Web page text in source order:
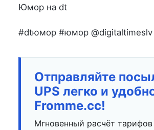
на
Юмор на dt
#dtюмор #юмор @digitaltimeslv
Отправляйте
UPS легко и
Fromme.cc!
Мгновенный расчёт